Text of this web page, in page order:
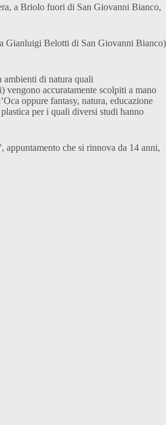
a Briolo fuori di San Giovanni Bianco,
Gianluigi Belotti di San Giovanni Bianco)
ambienti di natura quali
vengono accuratamente scolpiti a mano
oppure fantasy, natura, educazione
per i quali diversi studi hanno
che si rinnova da 14 anni,